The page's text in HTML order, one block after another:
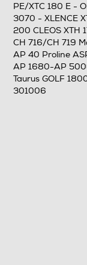
PE/XTC 180 E -
3070 - XLENCE
200 CLEOS XTH
CH 716/CH 719
AP 40 Proline
AP 1680-AP
Taurus GOLF
301006